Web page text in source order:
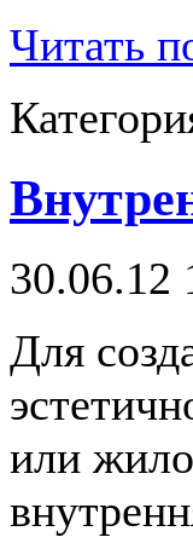
Читать
30.06.12
Для
или